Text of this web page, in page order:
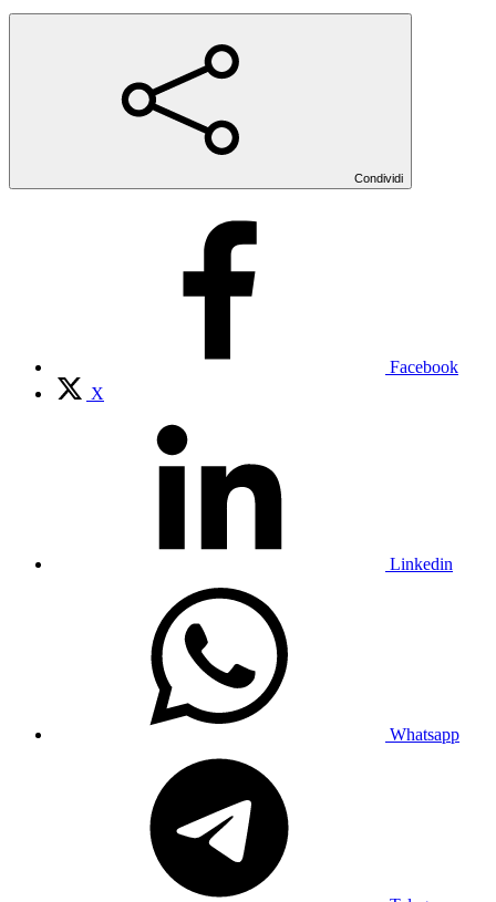
Condividi
Facebook
X
Linkedin
Whatsapp